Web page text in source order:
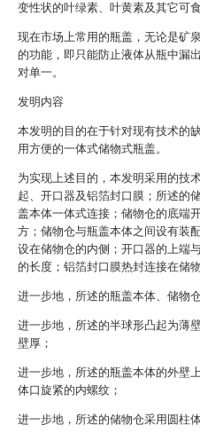
变性状的叶绿素、叶黄素及其它可食
现在市场上常用的瓶盖，无论是矿
的功能，即只能防止液体从瓶中漏
对单一。
发明内容
本发明的目的在于针对现有技术的
用方便的一体式储物式瓶盖。
为实现上述目的，本发明采用的技
起、开口器及铝箔封口膜；所述的
盖本体一体式连接；储物仓的底端
方；储物仓与瓶盖本体之间设有装
设在储物仓的内侧；开口器的上端
的长度；铝箔封口膜热封连接在储
进一步地，所述的瓶盖本体、储物
进一步地，所述的半球形凸起为薄
壁厚；
进一步地，所述的瓶盖本体的外壁
体口旋紧的内螺纹；
进一步地，所述的储物仓采用圆柱